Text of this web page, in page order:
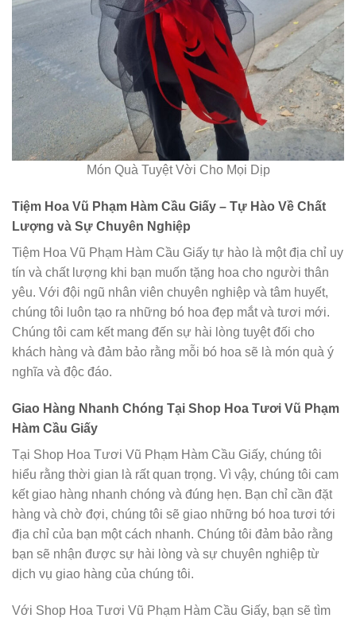
Món Quà Tuyệt Vời Cho Mọi Dịp
Tiệm Hoa Vũ Phạm Hàm Cầu Giấy – Tự Hào Về Chất
Lượng và Sự Chuyên Nghiệp
Tiệm Hoa Vũ Phạm Hàm Cầu Giấy tự hào là một địa chỉ uy
tín và chất lượng khi bạn muốn tặng hoa cho người thân
yêu. Với đội ngũ nhân viên chuyên nghiệp và tâm huyết,
chúng tôi luôn tạo ra những bó hoa đẹp mắt và tươi mới.
Chúng tôi cam kết mang đến sự hài lòng tuyệt đối cho
khách hàng và đảm bảo rằng mỗi bó hoa sẽ là món quà ý
nghĩa và độc đáo.
Giao Hàng Nhanh Chóng Tại Shop Hoa Tươi Vũ Phạm
Hàm Cầu Giấy
Tại Shop Hoa Tươi Vũ Phạm Hàm Cầu Giấy, chúng tôi
hiểu rằng thời gian là rất quan trọng. Vì vậy, chúng tôi cam
kết giao hàng nhanh chóng và đúng hẹn. Bạn chỉ cần đặt
hàng và chờ đợi, chúng tôi sẽ giao những bó hoa tươi tới
địa chỉ của bạn một cách nhanh. Chúng tôi đảm bảo rằng
bạn sẽ nhận được sự hài lòng và sự chuyên nghiệp từ
dịch vụ giao hàng của chúng tôi.
Với Shop Hoa Tươi Vũ Phạm Hàm Cầu Giấy, bạn sẽ tìm